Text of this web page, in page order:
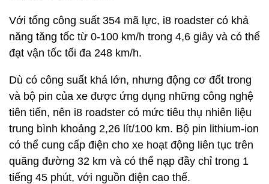
Với tổng công suất 354 mã lực, i8 roadster có khả
năng tăng tốc từ 0-100 km/h trong 4,6 giây và có thể
đạt vận tốc tối đa 248 km/h.
Dù có công suất khá lớn, nhưng động cơ đốt trong
và bộ pin của xe được ứng dụng những công nghệ
tiên tiến, nên i8 roadster có mức tiêu thụ nhiên liệu
trung bình khoảng 2,26 lít/100 km. Bộ pin lithium-ion
có thể cung cấp điện cho xe hoạt động liên tục trên
quãng đường 32 km và có thể nạp đầy chỉ trong 1
tiếng 45 phút, với nguồn điện cao thế.